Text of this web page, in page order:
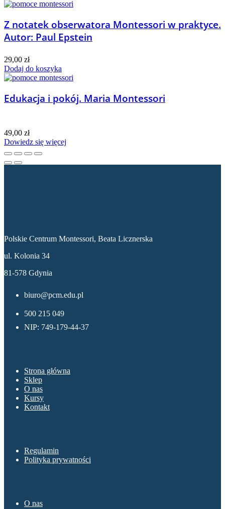
Z notatek obserwatora Montessori w praktyce.
Autor: Paul Epstein
29,00 zł
Dodaj do koszyka
Edukacja i pokój. Maria Montessori
49,00 zł
Dowiedz się więcej
Polskie Centrum Montessori, Beata Licznerska
ul. Kolonia 34
81-578 Gdynia
biuro@pcm.edu.pl
500 215 049
NIP: 749-179-44-37
Strona główna
Sklep
O nas
Kursy
Kontakt
Regulamin
Polityka prywatności
O nas